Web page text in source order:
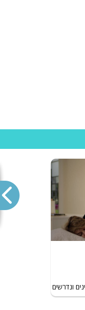
ונדרשים לשמור על רמת